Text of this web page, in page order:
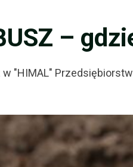
–
w "HIMAL"